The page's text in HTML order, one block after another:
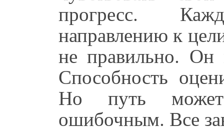
прогресс.
направлению к
не правильно. Он
Способность
Но путь
ошибочным. Все